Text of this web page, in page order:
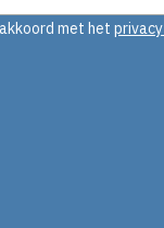
met het